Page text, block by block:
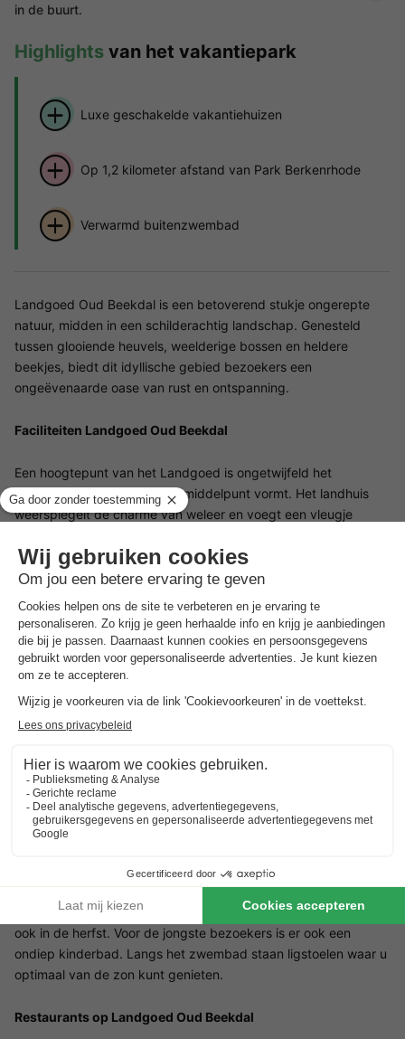
in de buurt.
Highlights van het vakantiepark
Luxe geschakelde vakantiehuizen
Op 1,2 kilometer afstand van Park Berkenrhode
Verwarmd buitenzwembad
Landgoed Oud Beekdal is een betoverend stukje ongerepte
natuur, midden in een schilderachtig landschap. Genesteld
tussen glooiende heuvels, weelderige bossen en heldere
beekjes, biedt dit idyllische gebied bezoekers een
ongeëvenaarde oase van rust en ontspanning.
Faciliteiten Landgoed Oud Beekdal
Een hoogtepunt van het Landgoed is ongetwijfeld het
historische landhuis, dat het middelpunt vormt. Het landhuis
weerspiegelt de charme van weleer en voegt een vleugje
Voor wie op zoek is naar activiteiten biedt Landgoed Oud
Beekdal een breed scala aan mogelijkheden. Van
natuurwandelingen en mountainbiken tot boogschieten en
GPS-activiteiten, er is voor ieder wat wils.
Voorzieningen voor kinderen Landgoed Oud Beekdal
Tijdens de verschillende vakantieperiodes hebben onze jonge
kunnen meedoen aan de ochtendoefeningen, zich laten
schminken of hun kunsten en knutselen laten zien bij het
animatieteam. En het beste: alle aanbiedingen zijn gratis! Direct
naast het Grand Café zijn onlangs ook twee nieuwe
om te schommelen, klimmen, spelen in het zand en natuurlijk
ravotten op de grote trampoline. Daarnaast beschikt het park
over een buitenzwembad met altijd aangename temperaturen,
ook in de herfst. Voor de jongste bezoekers is er ook een
ondiep kinderbad. Langs het zwembad staan ligstoelen waar u
optimaal van de zon kunt genieten.
Restaurants op Landgoed Oud Beekdal